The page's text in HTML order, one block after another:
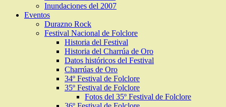
Inundaciones del 2007
Eventos
Durazno Rock
Festival Nacional de Folclore
Historia del Festival
Historia del Charrúa de Oro
Datos históricos del Festival
Charrúas de Oro
34º Festival de Folclore
35º Festival de Folclore
Fotos del 35º Festival de Folclore